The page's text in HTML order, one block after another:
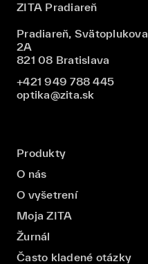
ZITA Pradiareň
Pradiareň, Svätoplukova
2A
821 08 Bratislava
+421 949 788 445
optika@zita.sk
Produkty
O nás
O vyšetrení
Moja ZITA
Žurnál
Často kladené otázky